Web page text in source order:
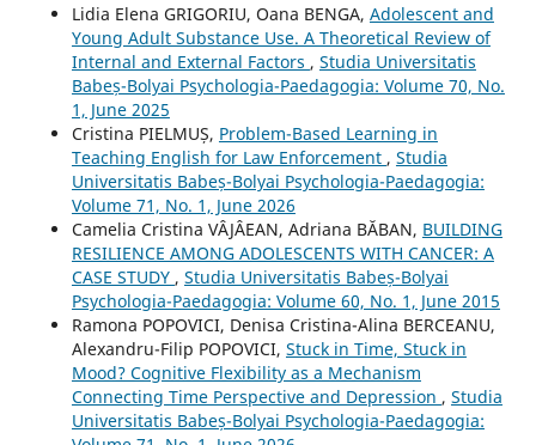
Lidia Elena GRIGORIU, Oana BENGA, Adolescent and
Young Adult Substance Use. A Theoretical Review of
Internal and External Factors , Studia Universitatis
Babeș-Bolyai Psychologia-Paedagogia: Volume 70, No.
1, June 2025
Cristina PIELMUȘ, Problem-Based Learning in
Teaching English for Law Enforcement , Studia
Universitatis Babeș-Bolyai Psychologia-Paedagogia:
Volume 71, No. 1, June 2026
Camelia Cristina VÂJÂEAN, Adriana BĂBAN, BUILDING
RESILIENCE AMONG ADOLESCENTS WITH CANCER: A
CASE STUDY , Studia Universitatis Babeș-Bolyai
Psychologia-Paedagogia: Volume 60, No. 1, June 2015
Ramona POPOVICI, Denisa Cristina-Alina BERCEANU,
Alexandru-Filip POPOVICI, Stuck in Time, Stuck in
Mood? Cognitive Flexibility as a Mechanism
Connecting Time Perspective and Depression , Studia
Universitatis Babeș-Bolyai Psychologia-Paedagogia: